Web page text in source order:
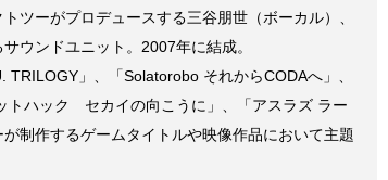
ツーがプロデュースする三谷朋世（ボーカル）、
ウンドユニット。2007年に結成。
TRILOGY」、「Solatorobo それからCODAへ」、
トハック セカイの向こうに」、「アスラズ ラー
制作するゲームタイトルや映像作品において主題